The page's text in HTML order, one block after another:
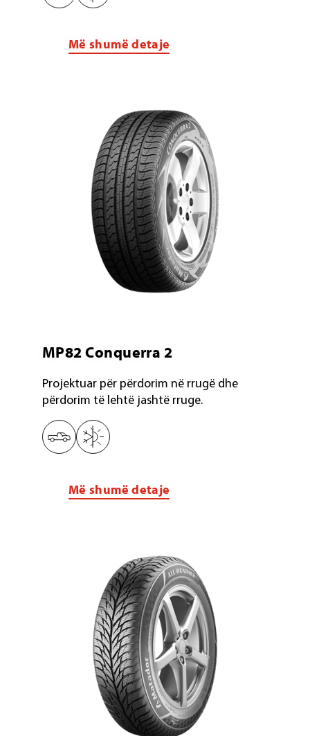
Më shumë detaje
MP82 Conquerra 2
Projektuar për përdorim në rrugë dhe
përdorim të lehtë jashtë rruge.
Më shumë detaje